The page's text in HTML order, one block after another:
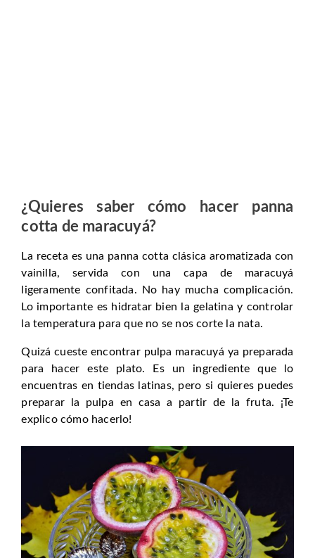
¿Quieres saber cómo hacer panna
cotta de maracuyá?
La receta es una panna cotta clásica aromatizada con
vainilla, servida con una capa de maracuyá
ligeramente confitada. No hay mucha complicación.
Lo importante es hidratar bien la gelatina y controlar
la temperatura para que no se nos corte la nata.
Quizá cueste encontrar pulpa maracuyá ya preparada
para hacer este plato. Es un ingrediente que lo
encuentras en tiendas latinas, pero si quieres puedes
preparar la pulpa en casa a partir de la fruta. ¡Te
explico cómo hacerlo!